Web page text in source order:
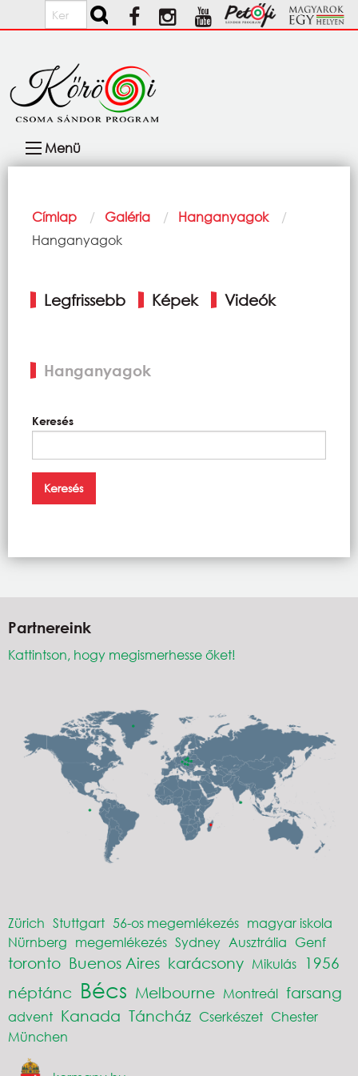
Ugrás a tartalomra
Keresés
navigáció
Menü
Morzsa
Címlap Galéria
Hanganyagok
Current:
Hanganyagok
fülek
Legfrissebb Képek Videók
Hanganyagok
Keresés
Partnereink
Kattintson, hogy megismerhesse őket!
Zürich Stuttgart 56-os megemlékezés magyar iskola
Nürnberg megemlékezés Sydney Ausztrália Genf
toronto Buenos Aires karácsony Mikulás
1956
néptánc Bécs Melbourne Montreál farsang
advent Kanada Táncház Cserkészet Chester
München